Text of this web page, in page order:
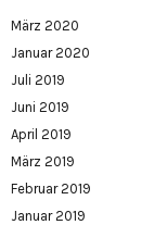
März 2020
Januar 2020
Juli 2019
Juni 2019
April 2019
März 2019
Februar 2019
Januar 2019